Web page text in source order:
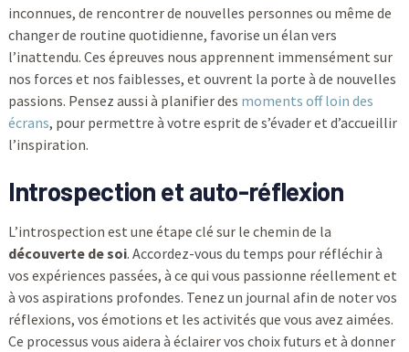
inconnues, de rencontrer de nouvelles personnes ou même de
changer de routine quotidienne, favorise un élan vers
l’inattendu. Ces épreuves nous apprennent immensément sur
nos forces et nos faiblesses, et ouvrent la porte à de nouvelles
passions. Pensez aussi à planifier des moments off loin des
écrans, pour permettre à votre esprit de s’évader et d’accueillir
l’inspiration.
Introspection et auto-réflexion
L’introspection est une étape clé sur le chemin de la
découverte de soi. Accordez-vous du temps pour réfléchir à
vos expériences passées, à ce qui vous passionne réellement et
à vos aspirations profondes. Tenez un journal afin de noter vos
réflexions, vos émotions et les activités que vous avez aimées.
Ce processus vous aidera à éclairer vos choix futurs et à donner